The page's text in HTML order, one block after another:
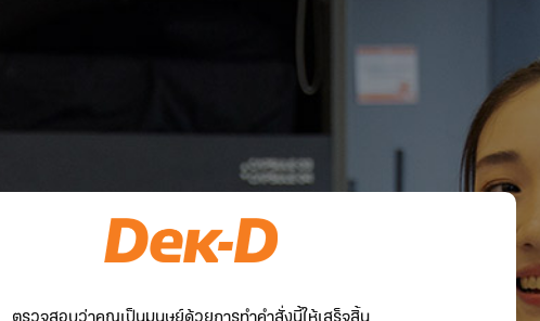
ตรวจสอบว่าคุณเป็นมนุษย์ด้วยการทำคำสั่งนี้ให้เสร็จสิ้น